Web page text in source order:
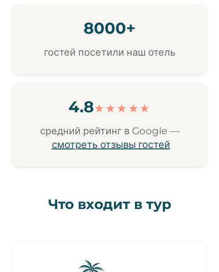
8000+
гостей посетили наш отель
4.8★★★★★
средний рейтинг в Google —
смотреть отзывы гостей
Что входит в тур